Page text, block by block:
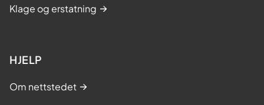
Klage og erstatning
HJELP
Om nettstedet